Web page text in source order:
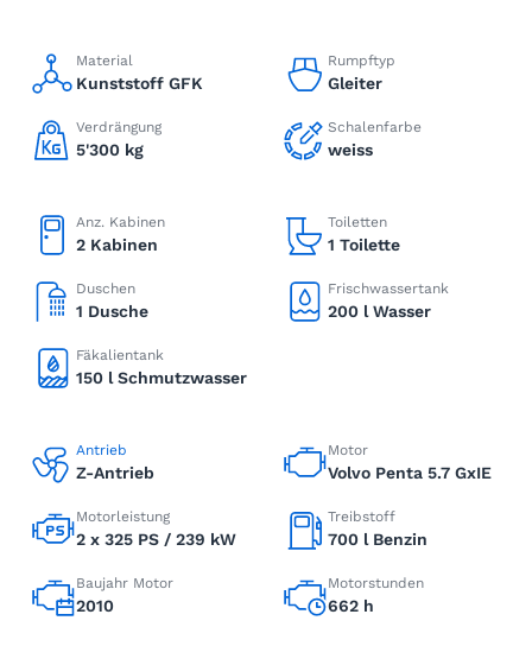
Material
Kunststoff GFK
Rumpftyp
Gleiter
Verdrängung
5'300 kg
Schalenfarbe
weiss
Anz. Kabinen
2 Kabinen
Toiletten
1 Toilette
Duschen
1 Dusche
Frischwassertank
200 l Wasser
Fäkalientank
150 l Schmutzwasser
Antrieb
Z-Antrieb
Motor
Volvo Penta 5.7 GxIE
Motorleistung
2 x 325 PS / 239 kW
Treibstoff
700 l Benzin
Baujahr Motor
2010
Motorstunden
662 h